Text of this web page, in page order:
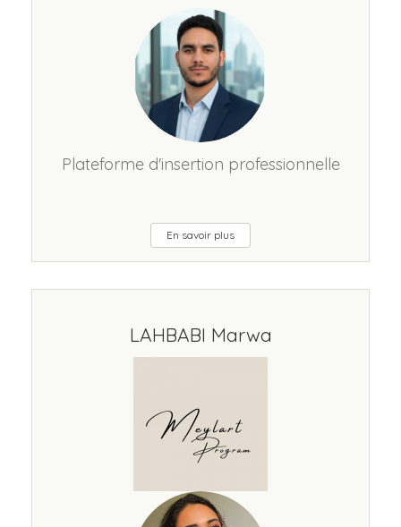
Plateforme d'insertion professionnelle
En savoir plus
LAHBABI Marwa